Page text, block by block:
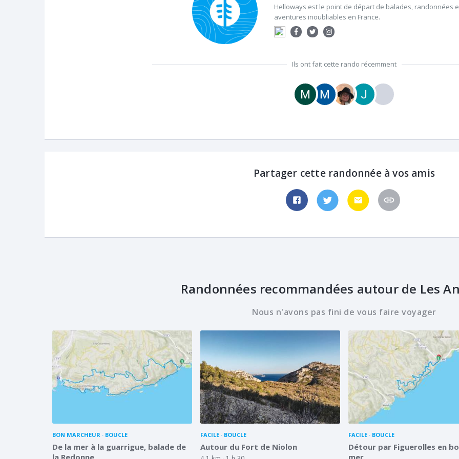
Helloways est le point de départ de balades, randonnées
aventures inoubliables en France.
Ils ont fait cette rando récemment
Partager cette randonnée à vos amis
Randonnées recommandées autour de Les
Nous n'avons pas fini de vous faire voyager
BON MARCHEUR BOUCLE
De la mer à la guarrigue, balade de
la Redonne
FACILE BOUCLE
Autour du Fort de Niolon
FACILE BOUCLE
Détour par Figuerolles en
mer